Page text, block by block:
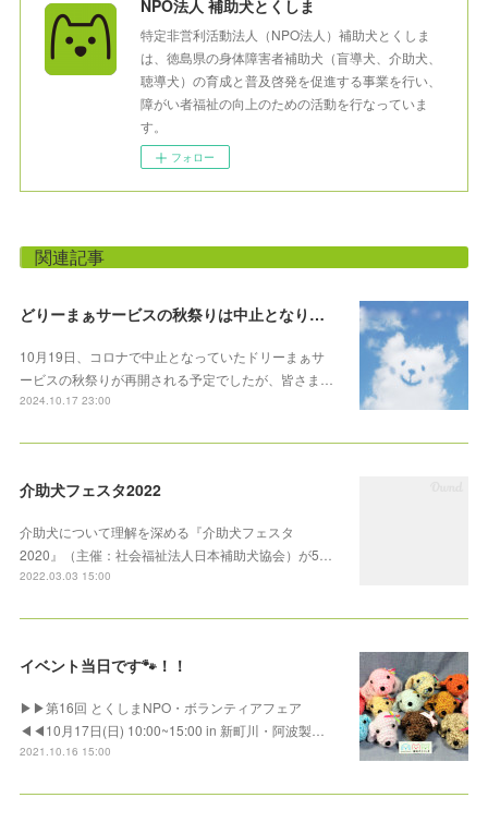
NPO法人 補助犬とくしま
特定非営利活動法人（NPO法人）補助犬とくしま
は、徳島県の身体障害者補助犬（盲導犬、介助犬、
聴導犬）の育成と普及啓発を促進する事業を行い、
障がい者福祉の向上のための活動を行なっていま
す。
フォロー
関連記事
どりーまぁサービスの秋祭りは中止となりました
10月19日、コロナで中止となっていたドリーまぁサ
ービスの秋祭りが再開される予定でしたが、皆さま…
2024.10.17 23:00
介助犬フェスタ2022
介助犬について理解を深める『介助犬フェスタ
2020』（主催：社会福祉法人日本補助犬協会）が5…
2022.03.03 15:00
イベント当日です🐾！！
▶▶第16回 とくしまNPO・ボランティアフェア
◀◀10月17日(日) 10:00~15:00 in 新町川・阿波製…
2021.10.16 15:00